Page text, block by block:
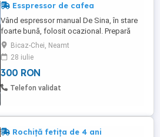
Esspressor de cafea
Vând espressor manual De Sina, în stare
foarte bună, folosit ocazional. Prepară
espresso și cappuccino, are duză pentru
spumare lapte. Vine cu portafiltru și
accesorii. Funcționează perfect. Motivul
vânzării: nu îl mai folosesc.
Bicaz-Chei, Neamt
28 iulie
300 RON
Telefon validat
Rochiță fetița de 4 ani